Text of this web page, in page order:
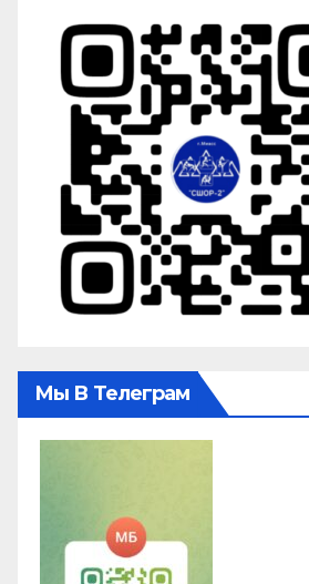
Мы В Телеграм